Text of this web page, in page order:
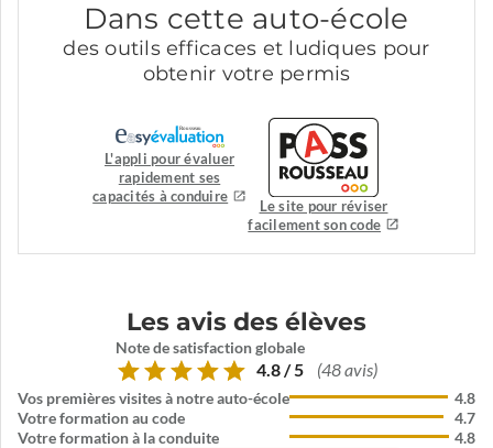
Dans cette auto-école
des outils efficaces et ludiques pour
obtenir votre permis
L'appli pour évaluer
rapidement ses
capacités à conduire
Le site pour réviser
facilement son code
Les avis des élèves
Note de satisfaction globale
4.8 / 5 (48 avis)
Vos premières visites à notre auto-école
Votre formation au code
Votre formation à la conduite
4.8
4.7
4.8